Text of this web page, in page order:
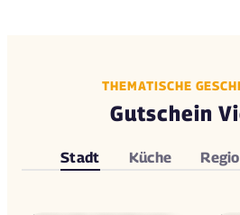
THEMATISCHE
Gutschein
Stadt Küche